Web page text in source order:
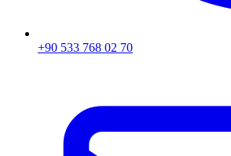
+90 533 768 02 70